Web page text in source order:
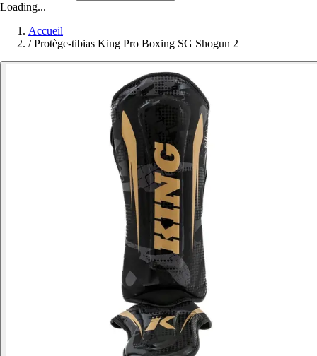
Loading...
Accueil
/ Protège-tibias King Pro Boxing SG Shogun 2